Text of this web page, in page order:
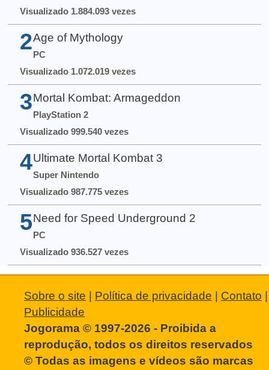
Visualizado 1.884.093 vezes
2 Age of Mythology
PC
Visualizado 1.072.019 vezes
3 Mortal Kombat: Armageddon
PlayStation 2
Visualizado 999.540 vezes
4 Ultimate Mortal Kombat 3
Super Nintendo
Visualizado 987.775 vezes
5 Need for Speed Underground 2
PC
Visualizado 936.527 vezes
Sobre o site | Política de privacidade | Contato |
Publicidade
Jogorama © 1997-2026 - Proibida a
reprodução, todos os direitos reservados
© Todas as imagens e vídeos são marcas